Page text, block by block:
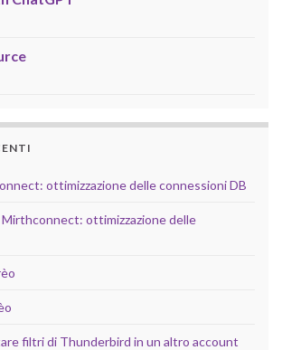
ottimizzazione delle connessioni DB
Mirthconnect: ottimizzazione delle
filtri di Thunderbird in un altro account